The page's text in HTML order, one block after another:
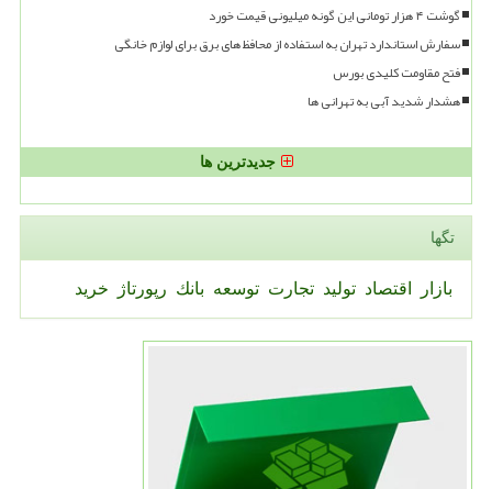
گوشت ۴ هزار تومانی این گونه میلیونی قیمت خورد
سفارش استاندارد تهران به استفاده از محافظ های برق برای لوازم خانگی
فتح مقاومت کلیدی بورس
هشدار شدید آبی به تهرانی ها
جدیدترین ها
تگها
بازار اقتصاد تولید تجارت توسعه بانك رپورتاژ خرید